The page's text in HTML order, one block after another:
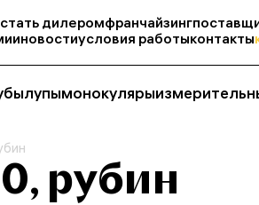
стать дилеромфранчайзинг
новостиусловия работыконтакты
лупымонокуляры
рубин